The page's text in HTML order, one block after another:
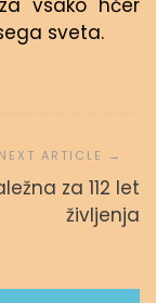
vsako hčer
sveta.
za 112 let
življenja